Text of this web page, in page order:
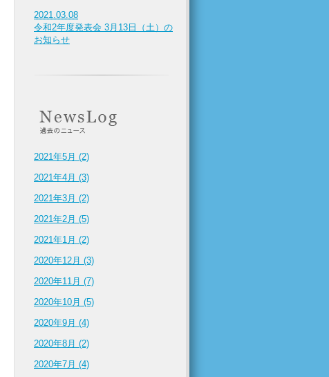
2021.03.08
令和2年度発表会 3月13日（土）の
お知らせ
2021年5月 (2)
2021年4月 (3)
2021年3月 (2)
2021年2月 (5)
2021年1月 (2)
2020年12月 (3)
2020年11月 (7)
2020年10月 (5)
2020年9月 (4)
2020年8月 (2)
2020年7月 (4)